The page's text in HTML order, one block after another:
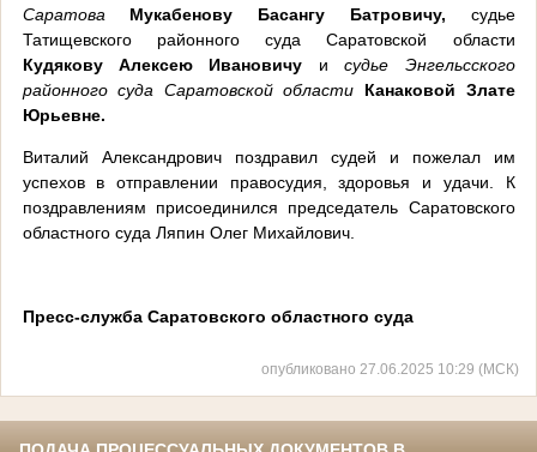
Саратова
Мукабенову Басангу Батровичу, судье
Татищевского районного суда Саратовской области
Кудякову Алексею Ивановичу исудье Энгельсского
районного суда Саратовской области
Канаковой Злате
Юрьевне.
Виталий Александрович поздравил судей и пожелал им
успехов в отправлении правосудия, здоровья и удачи. К
поздравлениям присоединился председатель Саратовского
областного суда Ляпин Олег Михайлович.
Пресс-служба Саратовского областного суда
опубликовано 27.06.2025 10:29 (МСК)